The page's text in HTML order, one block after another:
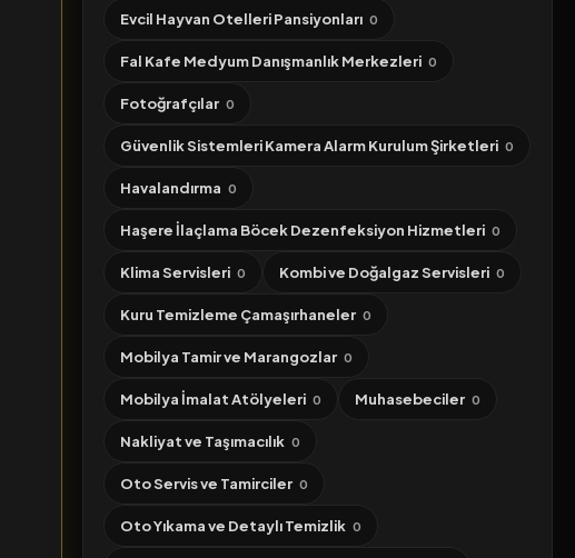
Evcil Hayvan Otelleri Pansiyonları 0
Fal Kafe Medyum Danışmanlık Merkezleri 0
Fotoğrafçılar 0
Güvenlik Sistemleri Kamera Alarm Kurulum Şirketleri 0
Havalandırma 0
Haşere İlaçlama Böcek Dezenfeksiyon Hizmetleri 0
Klima Servisleri 0 Kombi ve Doğalgaz Servisleri 0
Kuru Temizleme Çamaşırhaneler 0
Mobilya Tamir ve Marangozlar 0
Mobilya İmalat Atölyeleri 0 Muhasebeciler 0
Nakliyat ve Taşımacılık 0
Oto Servis ve Tamirciler 0
Oto Yıkama ve Detaylı Temizlik 0